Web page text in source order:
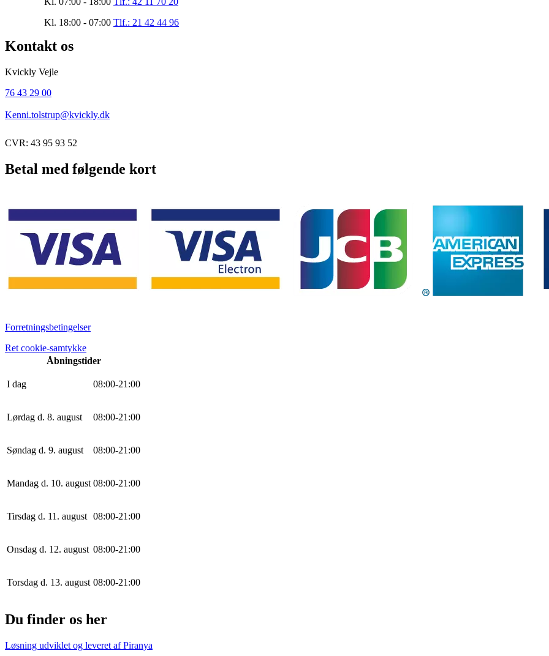
Kl. 18:00 - 07:00 Tlf.: 21 42 44 96
Kontakt os
Kvickly Vejle
76 43 29 00
Kenni.tolstrup@kvickly.dk
CVR: 43 95 93 52
Betal med følgende kort
Forretningsbetingelser
Ret cookie-samtykke
Åbningstider
I dag 08:00-21 :00
Lørdag d. 8. august 08:00-21 :00
Søndag d. 9. august 08:00-21 :00
Mandag d. 10. august 08:00-21 :00
Tirsdag d. 11. august 08:00-21 :00
Onsdag d. 12. august 08:00-21 :00
Torsdag d. 13. august 08:00-21 :00
Du finder os her
Løsning udviklet og leveret afPiranya